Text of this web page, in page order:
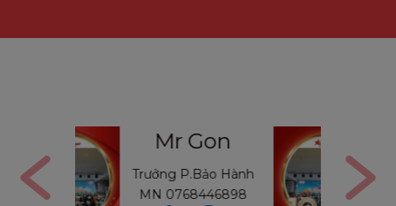
Hành
Mr Thường
Trưởng P.Bảo Hành
MB 0971234540